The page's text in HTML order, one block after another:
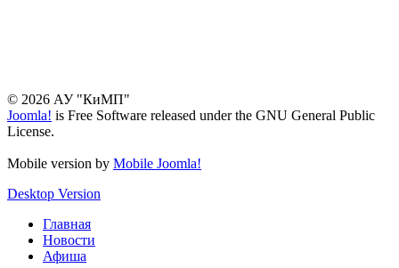
© 2026 АУ "КиМП"
Joomla! is Free Software released under the GNU General Public
License.
Mobile version by Mobile Joomla!
Desktop Version
Главная
Новости
Афиша